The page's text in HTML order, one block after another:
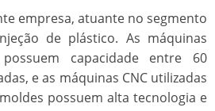
empresa, atuante no segmento
de plástico. As máquinas
capacidade entre 60
e as máquinas CNC utilizadas
possuem alta tecnologia e